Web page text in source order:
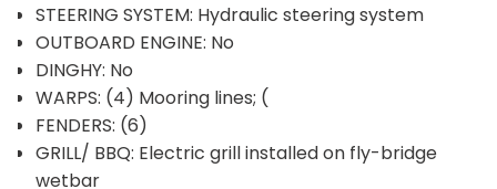
STEERING SYSTEM: Hydraulic steering system
OUTBOARD ENGINE: No
DINGHY: No
WARPS: (4) Mooring lines; (
FENDERS: (6)
GRILL/ BBQ: Electric grill installed on fly-bridge
wetbar